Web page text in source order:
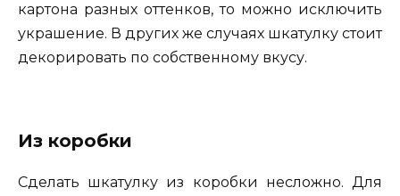
картона разных оттенков, то можно исключить
украшение. В других же случаях шкатулку стоит
декорировать по собственному вкусу.
Из коробки
Сделать шкатулку из коробки несложно. Для